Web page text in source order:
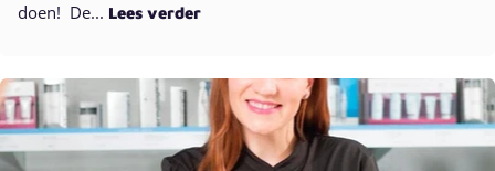
doen! De... Lees verder